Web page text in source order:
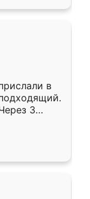
в
3